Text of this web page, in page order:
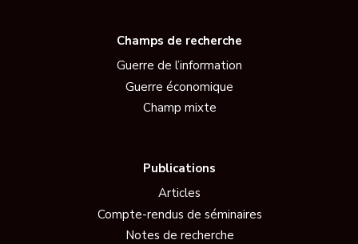
Champs de recherche
Guerre de l’information
Guerre économique
Champ mixte
Publications
Articles
Compte-rendus de séminaires
Notes de recherche